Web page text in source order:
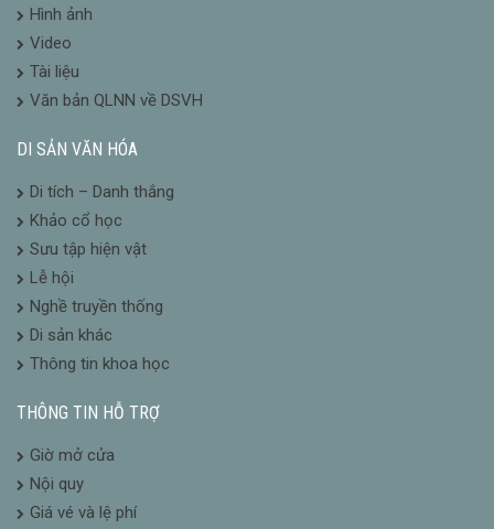
Hình ảnh
Video
Tài liệu
Văn bản QLNN về DSVH
DI SẢN VĂN HÓA
Di tích – Danh thắng
Khảo cổ học
Sưu tập hiện vật
Lễ hội
Nghề truyền thống
Di sản khác
Thông tin khoa học
THÔNG TIN HỖ TRỢ
Giờ mở cửa
Nội quy
Giá vé và lệ phí